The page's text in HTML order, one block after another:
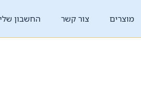
מוצרים צור קשר החשבון שלי